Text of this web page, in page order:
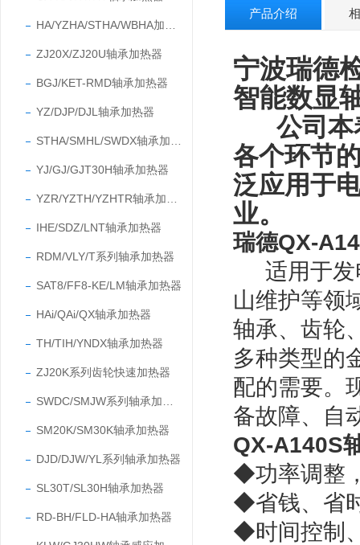
ZJ20X/ZJ20U轴承加热器
BGJ/KET-RMD轴承加热器
YZ/DJP/DJL轴承加热器
YJ/GJ/GJT30H轴承加热器
IHE/SDZ/LNT轴承加热器
RDM/VLY/T系列轴承加热器
SAT8/FF8-KE/LM轴承加热器
HAi/QAi/QX轴承加热器
TH/TIH/YNDX轴承加热器
ZJ20K系列齿轮快速加热器
SM20K/SM30K轴承加热器
DJD/DJW/YL系列轴承加热器
SL30T/SL30H轴承加热器
RD-BH/FLD-HA轴承加热器
产品介绍
宁波瑞德
智能数显
公司
各个环节
泛应用于
业。
瑞德QX-
适用于
山维护等领
轴承、齿轮
多种类型的
配的需要。
备故障、自
QX-A140S
◆功率调整
◆省钱、省
◆时间控制